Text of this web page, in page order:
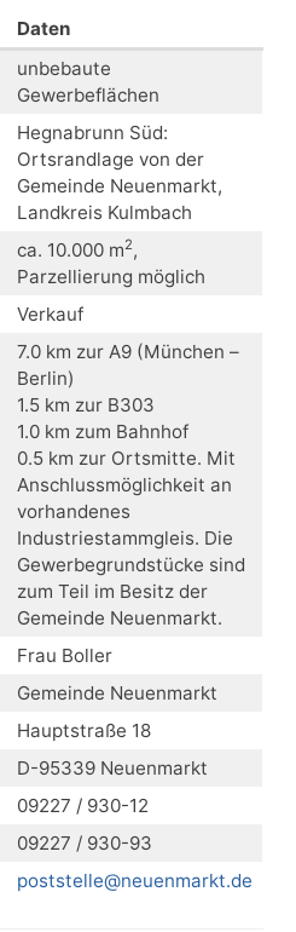
Daten
unbebaute
Gewerbeflächen
Hegnabrunn Süd:
Ortsrandlage von der
Gemeinde Neuenmarkt,
Landkreis Kulmbach
ca. 10.000 m2,
Parzellierung möglich
Verkauf
7.0 km zur A9 (München –
Berlin)
1.5 km zur B303
1.0 km zum Bahnhof
0.5 km zur Ortsmitte. Mit
Anschlussmöglichkeit an
vorhandenes
Industriestammgleis. Die
Gewerbegrundstücke sind
zum Teil im Besitz der
Gemeinde Neuenmarkt.
Frau Boller
Gemeinde Neuenmarkt
Hauptstraße 18
D-95339 Neuenmarkt
09227 / 930-12
09227 / 930-93
poststelle@neuenmarkt.de